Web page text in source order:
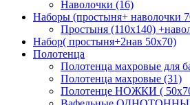
Наволочки (16)
Наборы (простыня+ наволочки
Простыня (110х140)
Набор( простыня+2нав 50х70)
Полотенца
Полотенца махровые для
Полотенца махровые (31)
Полотенце НОЖКИ (